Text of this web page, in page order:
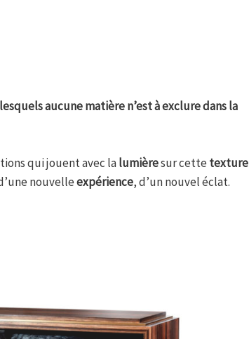
aucune matière n’est à exclure dans la
qui jouent avec lalumièresur cettetexture
nouvelleexpérience, d’un nouvel éclat.